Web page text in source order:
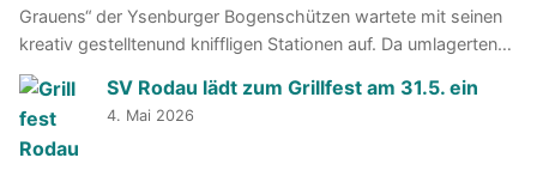
Grauens“ der Ysenburger Bogenschützen wartete mit seinen
kreativ gestelltenund kniffligen Stationen auf. Da umlagerten…
SV Rodau lädt zum Grillfest am 31.5. ein
4. Mai 2026